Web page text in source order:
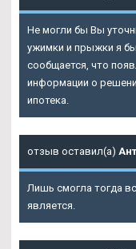
Не могли бы Вы
ужимки и прыжки я
сообщается, что
информации о
ипотека.
отзыв оставил(а)
Лишь смогла тогда
является.